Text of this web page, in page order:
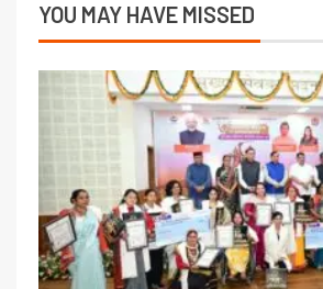
YOU MAY HAVE MISSED